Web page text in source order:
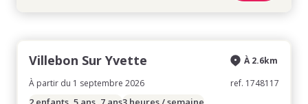
Villebon Sur Yvette
À partir du 1 septembre 2026
À 2.6km
ref. 1748117